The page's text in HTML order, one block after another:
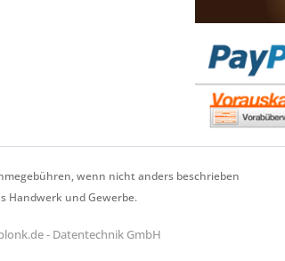
wenn nicht anders beschrieben
Handwerk und Gewerbe.
- Datentechnik GmbH